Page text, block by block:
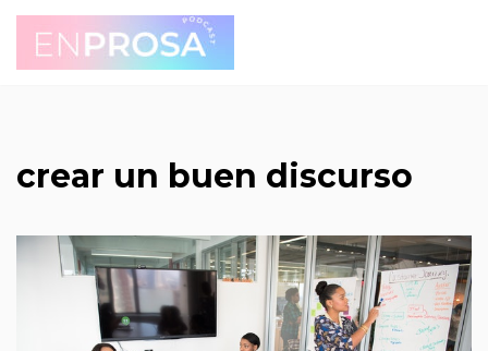
Saltar
crear un buen discurso